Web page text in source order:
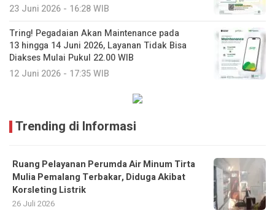
23 Juni 2026 - 16:28 WIB
Tring! Pegadaian Akan Maintenance pada
13 hingga 14 Juni 2026, Layanan Tidak Bisa
Diakses Mulai Pukul 22.00 WIB
12 Juni 2026 - 17:35 WIB
Trending di Informasi
Ruang Pelayanan Perumda Air Minum Tirta
Mulia Pemalang Terbakar, Diduga Akibat
Korsleting Listrik
26 Juli 2026